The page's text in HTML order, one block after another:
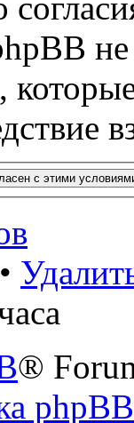
не
•
®
phpBB